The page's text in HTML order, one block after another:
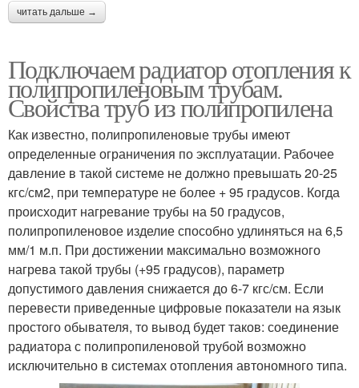
читать дальше →
Подключаем радиатор отопления к
полипропиленовым трубам.
Свойства труб из полипропилена
Как известно, полипропиленовые трубы имеют
определенные ограничения по эксплуатации. Рабочее
давление в такой системе не должно превышать 20-25
кгс/см2, при температуре не более + 95 градусов. Когда
происходит нагревание трубы на 50 градусов,
полипропиленовое изделие способно удлиняться на 6,5
мм/1 м.п. При достижении максимально возможного
нагрева такой трубы (+95 градусов), параметр
допустимого давления снижается до 6-7 кгс/см. Если
перевести приведенные цифровые показатели на язык
простого обывателя, то вывод будет таков: соединение
радиатора с полипропиленовой трубой возможно
исключительно в системах отопления автономного типа.